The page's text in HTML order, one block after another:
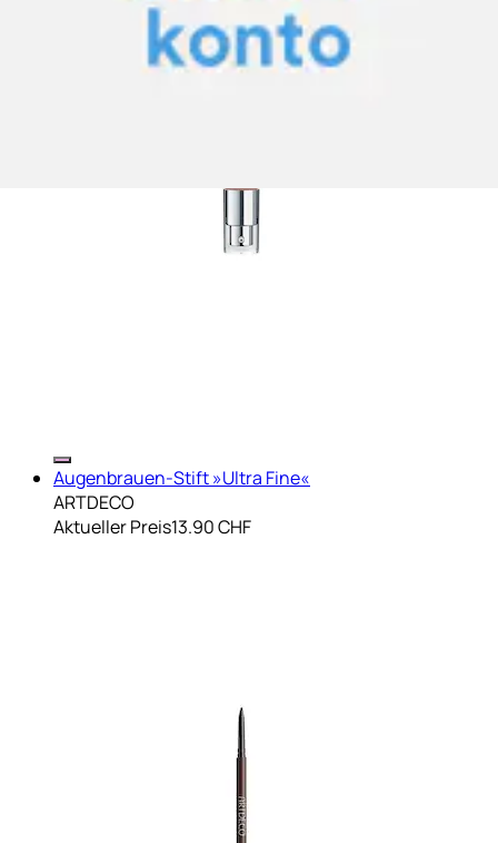
Augenbrauen-Stift »Ultra Fine«
ARTDECO
Aktueller Preis13.90 CHF